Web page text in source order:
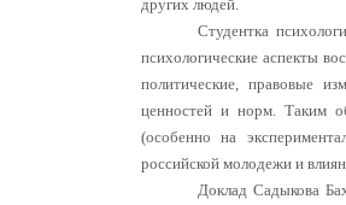
других людей.
Студентка
психологические аспекты
политические, правовые
ценностей и норм. Таким
(особенно на
российской молодежи и
Доклад Садыкова